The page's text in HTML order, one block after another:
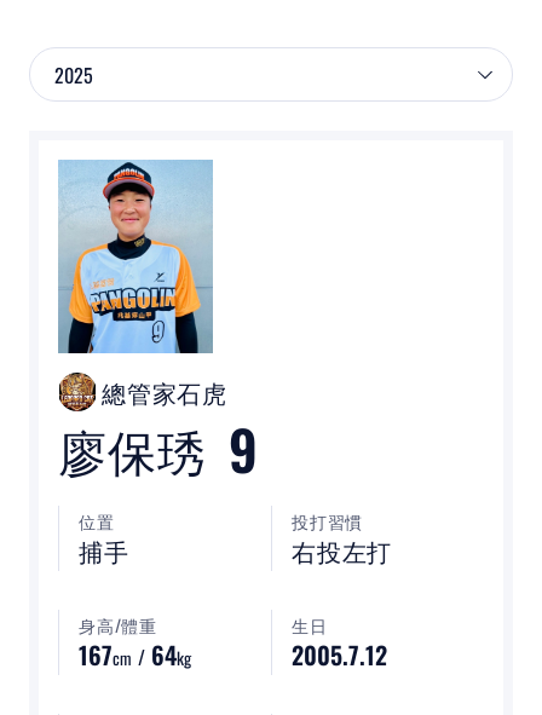
數據統計
關於聯盟
球場介紹
裁判
最新消息
下載專區
聯絡我們
POLICY
網站使用條款
總管家石虎
廖保琇 9
位置
捕手
投打習慣
右投左打
身高/體重
167cm / 64kg
生日
2005.7.12